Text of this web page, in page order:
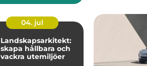
grä...
04. jul
Landskapsarkitekt:
skapa hållbara och
vackra utemiljöer